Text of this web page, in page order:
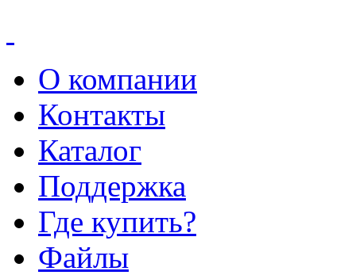
О компании
Контакты
Каталог
Поддержка
Где купить?
Файлы